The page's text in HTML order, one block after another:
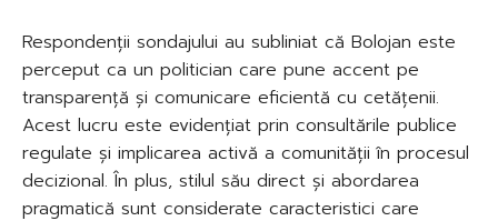
Respondenții sondajului au subliniat că Bolojan este
perceput ca un politician care pune accent pe
transparență și comunicare eficientă cu cetățenii.
Acest lucru este evidențiat prin consultările publice
regulate și implicarea activă a comunității în procesul
decizional. În plus, stilul său direct și abordarea
pragmatică sunt considerate caracteristici care